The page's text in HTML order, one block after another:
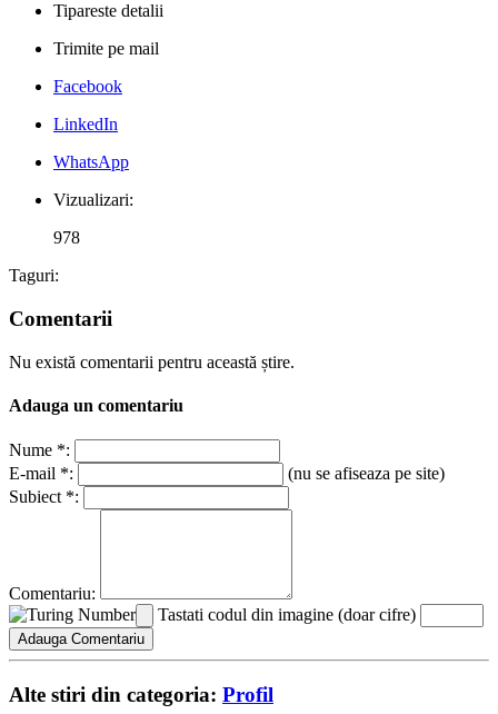
Tipareste detalii
Trimite pe mail
Facebook
LinkedIn
WhatsApp
Vizualizari:
978
Taguri:
Comentarii
Nu există comentarii pentru această știre.
Adauga un comentariu
Nume *:
E-mail *:
(nu se afiseaza pe site)
Subiect *:
Comentariu:
Tastati codul din imagine (doar cifre)
Alte stiri din categoria: Profil